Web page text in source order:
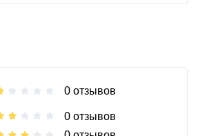
0 отзывов
0 отзывов